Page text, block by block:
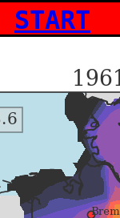
START